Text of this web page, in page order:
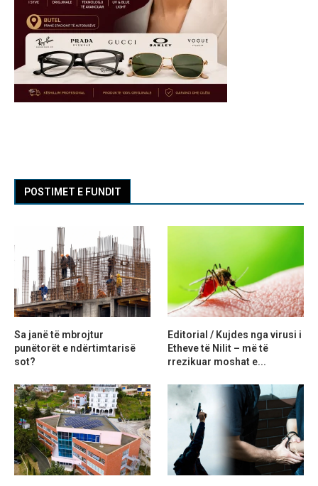
POSTIMET E FUNDIT
Sa janë të mbrojtur
punëtorët e ndërtimtarisë
sot?
Editorial / Kujdes nga virusi i
Etheve të Nilit – më të
rrezikuar moshat e...